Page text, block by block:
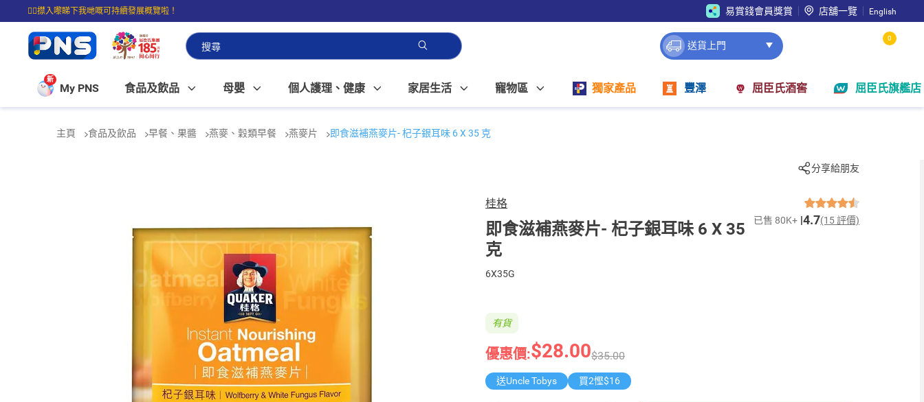
☝🏼㩒入嚟睇下我哋嘅可持續發展概覽啦！
⭐購物滿$399即享免費送貨；滿$100即可免費店取。
易賞錢會員獎賞 店舖一覽 English
送貨上門
0
新
My PNS 食品及飲品 母嬰 個人護理、健康 家居生活 寵物區 獨家產品 豐澤 屈臣氏酒窖 屈臣氏旗艦店
主頁 食品及飲品 早餐、果醬 燕麥、穀類早餐 燕麥片 即食滋補燕麥片- 杞子銀耳味 6 X 35 克
分享給朋友
桂格
即食滋補燕麥片- 杞子銀耳味 6 X 35
克
已售 80K+ 4.7(15 評價)
6X35G
優惠價:$28.00$35.00
有貨
送Uncle Tobys 買2慳$16